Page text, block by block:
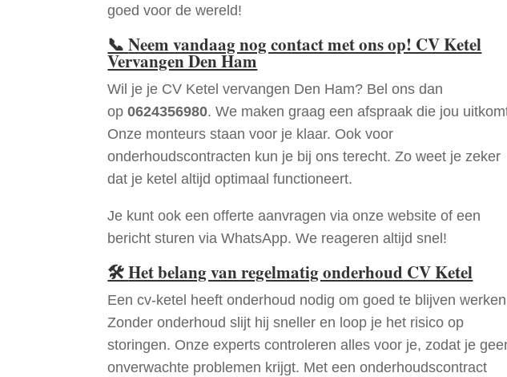
goed voor de wereld!
📞Neem vandaag nog contact met ons op! CV Ketel
Vervangen Den Ham
Wil je je CV Ketel vervangen Den Ham? Bel ons dan
op0624356980. We maken graag een afspraak die jou
Onze monteurs staan voor je klaar. Ook voor
onderhoudscontracten kun je bij ons terecht. Zo weet je zeker
dat je ketel altijd optimaal functioneert.
Je kunt ook een offerte aanvragen via onze website of een
bericht sturen via WhatsApp. We reageren altijd snel!
🛠Het belang van regelmatig onderhoud CV Ketel
Een cv-ketel heeft onderhoud nodig om goed te blijven
Zonder onderhoud slijt hij sneller en loop je het risico op
storingen. Onze experts controleren alles voor je, zodat je
onverwachte problemen krijgt. Met een onderhoudscontract